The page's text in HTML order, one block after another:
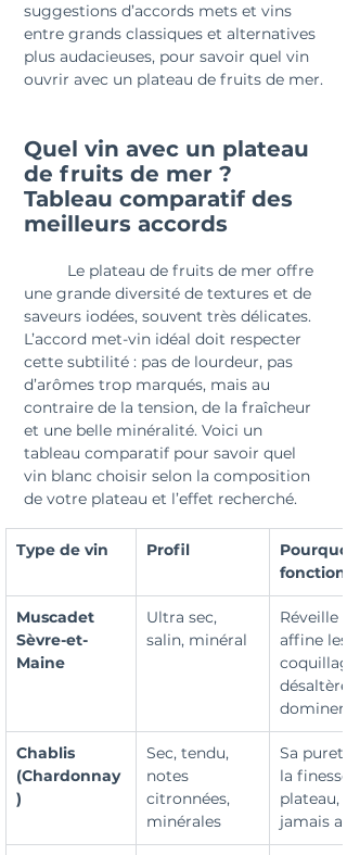
suggestions d’accords mets et vins
entre grands classiques et alternatives
plus audacieuses, pour savoir quel vin
ouvrir avec un plateau de fruits de mer.
Quel vin avec un plateau
de fruits de mer ?
Tableau comparatif des
meilleurs accords
une grande diversité de textures et de
saveurs iodées, souvent très délicates.
L’accord met-vin idéal doit respecter
cette subtilité : pas de lourdeur, pas
d’arômes trop marqués, mais au
contraire de la tension, de la fraîcheur
et une belle minéralité. Voici un
tableau comparatif pour savoir quel
vin blanc choisir selon la composition
de votre plateau et l’effet recherché.
Type de vin Profil
Muscadet
Sèvre-et-
Maine
Ultra sec,
salin, minéral
Réveille
affine les
dominer
Chablis
(Chardonnay
)
Sec, tendu,
notes
citronnées,
minérales
Sa
la
plateau,
jamais